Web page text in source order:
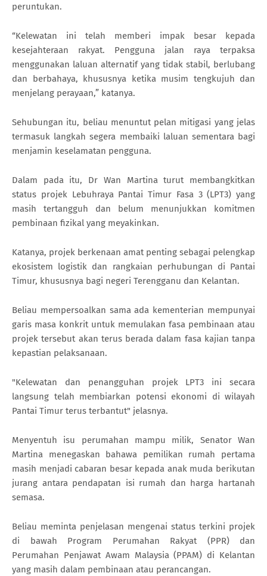
peruntukan.
“Kelewatan ini telah memberi impak besar kepada
kesejahteraan rakyat. Pengguna jalan raya terpaksa
menggunakan laluan alternatif yang tidak stabil, berlubang
dan berbahaya, khususnya ketika musim tengkujuh dan
menjelang perayaan,” katanya.
Sehubungan itu, beliau menuntut pelan mitigasi yang jelas
termasuk langkah segera membaiki laluan sementara bagi
menjamin keselamatan pengguna.
Dalam pada itu, Dr Wan Martina turut membangkitkan
status projek Lebuhraya Pantai Timur Fasa 3 (LPT3) yang
masih tertangguh dan belum menunjukkan komitmen
pembinaan fizikal yang meyakinkan.
Katanya, projek berkenaan amat penting sebagai pelengkap
ekosistem logistik dan rangkaian perhubungan di Pantai
Timur, khususnya bagi negeri Terengganu dan Kelantan.
Beliau mempersoalkan sama ada kementerian mempunyai
garis masa konkrit untuk memulakan fasa pembinaan atau
projek tersebut akan terus berada dalam fasa kajian tanpa
kepastian pelaksanaan.
"Kelewatan dan penangguhan projek LPT3 ini secara
langsung telah membiarkan potensi ekonomi di wilayah
Pantai Timur terus terbantut" jelasnya.
Menyentuh isu perumahan mampu milik, Senator Wan
Martina menegaskan bahawa pemilikan rumah pertama
masih menjadi cabaran besar kepada anak muda berikutan
jurang antara pendapatan isi rumah dan harga hartanah
semasa.
Beliau meminta penjelasan mengenai status terkini projek
di bawah Program Perumahan Rakyat (PPR) dan
Perumahan Penjawat Awam Malaysia (PPAM) di Kelantan
yang masih dalam pembinaan atau perancangan.